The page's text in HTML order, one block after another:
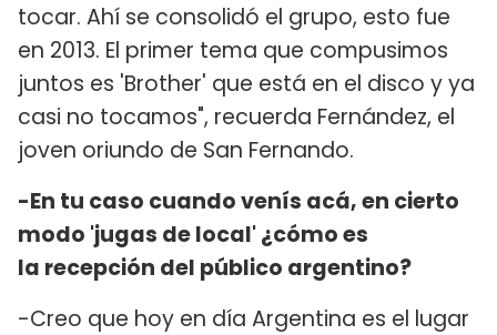
tocar. Ahí se consolidó el grupo, esto fue
en 2013. El primer tema que compusimos
juntos es 'Brother' que está en el disco y ya
casi no tocamos", recuerda Fernández, el
joven oriundo de San Fernando.
-En tu caso cuando venís acá, en cierto
modo 'jugas de local' ¿cómo es
la recepción del público argentino?
-Creo que hoy en día Argentina es el lugar